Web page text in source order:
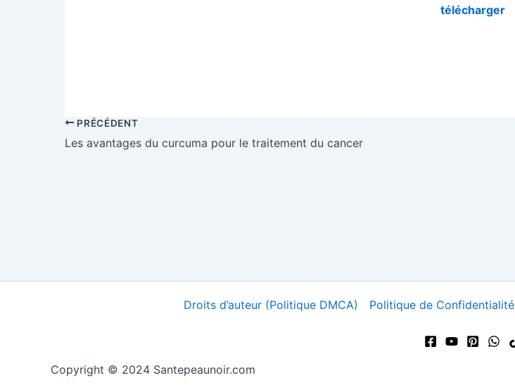
télécharger
PRÉCÉDENT
Les avantages du curcuma pour le traitement du cancer
Droits d’auteur (Politique DMCA) Politique de Confidentialité
Copyright © 2024 Santepeaunoir.com